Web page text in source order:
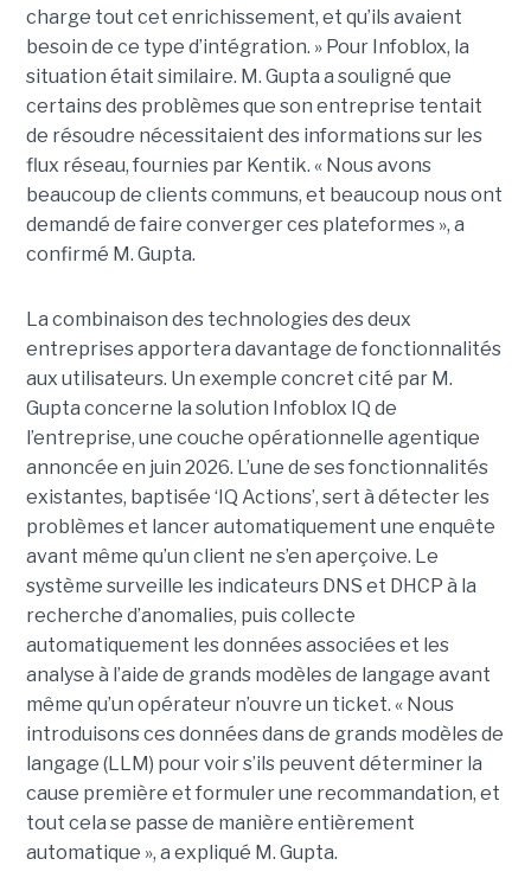
charge tout cet enrichissement, et qu’ils avaient
besoin de ce type d’intégration. » Pour Infoblox, la
situation était similaire. M. Gupta a souligné que
certains des problèmes que son entreprise tentait
de résoudre nécessitaient des informations sur les
flux réseau, fournies par Kentik. « Nous avons
beaucoup de clients communs, et beaucoup nous ont
demandé de faire converger ces plateformes », a
confirmé M. Gupta.
La combinaison des technologies des deux
entreprises apportera davantage de fonctionnalités
aux utilisateurs. Un exemple concret cité par M.
Gupta concerne la solution Infoblox IQ de
l’entreprise, une couche opérationnelle agentique
annoncée en juin 2026. L’une de ses fonctionnalités
existantes, baptisée ‘IQ Actions’, sert à détecter les
problèmes et lancer automatiquement une enquête
avant même qu’un client ne s’en aperçoive. Le
système surveille les indicateurs DNS et DHCP à la
recherche d’anomalies, puis collecte
automatiquement les données associées et les
analyse à l’aide de grands modèles de langage avant
même qu’un opérateur n’ouvre un ticket. « Nous
introduisons ces données dans de grands modèles de
langage (LLM) pour voir s’ils peuvent déterminer la
cause première et formuler une recommandation, et
tout cela se passe de manière entièrement
automatique », a expliqué M. Gupta.